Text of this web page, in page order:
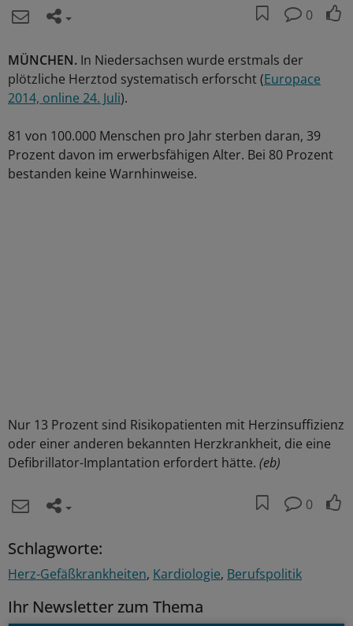
0
MÜNCHEN. In Niedersachsen wurde erstmals der
plötzliche Herztod systematisch erforscht (Europace
2014, online 24. Juli).
81 von 100.000 Menschen pro Jahr sterben daran, 39
Prozent davon im erwerbsfähigen Alter. Bei 80 Prozent
bestanden keine Warnhinweise.
Nur 13 Prozent sind Risikopatienten mit Herzinsuffizienz
oder einer anderen bekannten Herzkrankheit, die eine
Defibrillator-Implantation erfordert hätte. (eb)
0
Schlagworte:
Herz-Gefäßkrankheiten Kardiologie Berufspolitik
Ihr Newsletter zum Thema